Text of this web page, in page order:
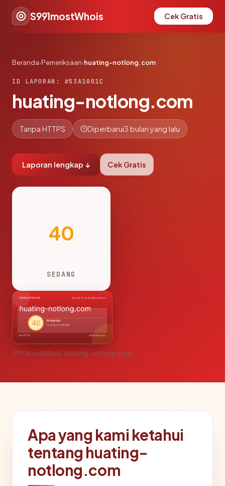
S991mostWhois Cek Gratis
Beranda›Pemeriksaan›huating-notlong.com
ID LAPORAN: #53A1001C
huating-notlong.com
Tanpa HTTPS Diperbarui3 bulan yang lalu
Laporan lengkap ↓ Cek Gratis
40
SEDANG
S991mostWhois · huating-notlong.com
Apa yang kami ketahui
tentang huating-
notlong.com